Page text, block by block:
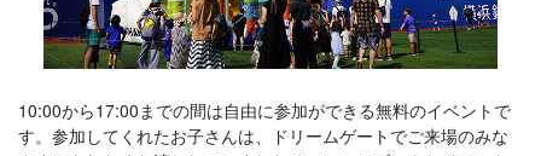
10:00から17:00までの間は自由に参加ができる無料のイベントで
す。参加してくれたお子さんは、ドリームゲートでご来場のみな